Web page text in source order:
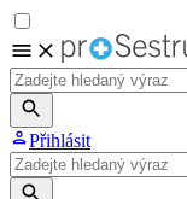
Přihlásit